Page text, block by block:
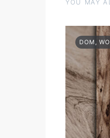
YOU MAY
DOM,